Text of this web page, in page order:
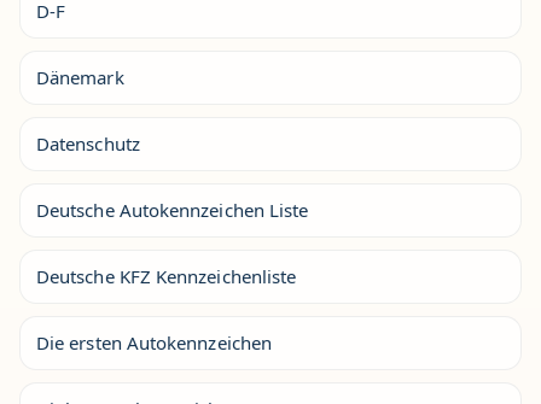
D-F
Dänemark
Datenschutz
Deutsche Autokennzeichen Liste
Deutsche KFZ Kennzeichenliste
Die ersten Autokennzeichen